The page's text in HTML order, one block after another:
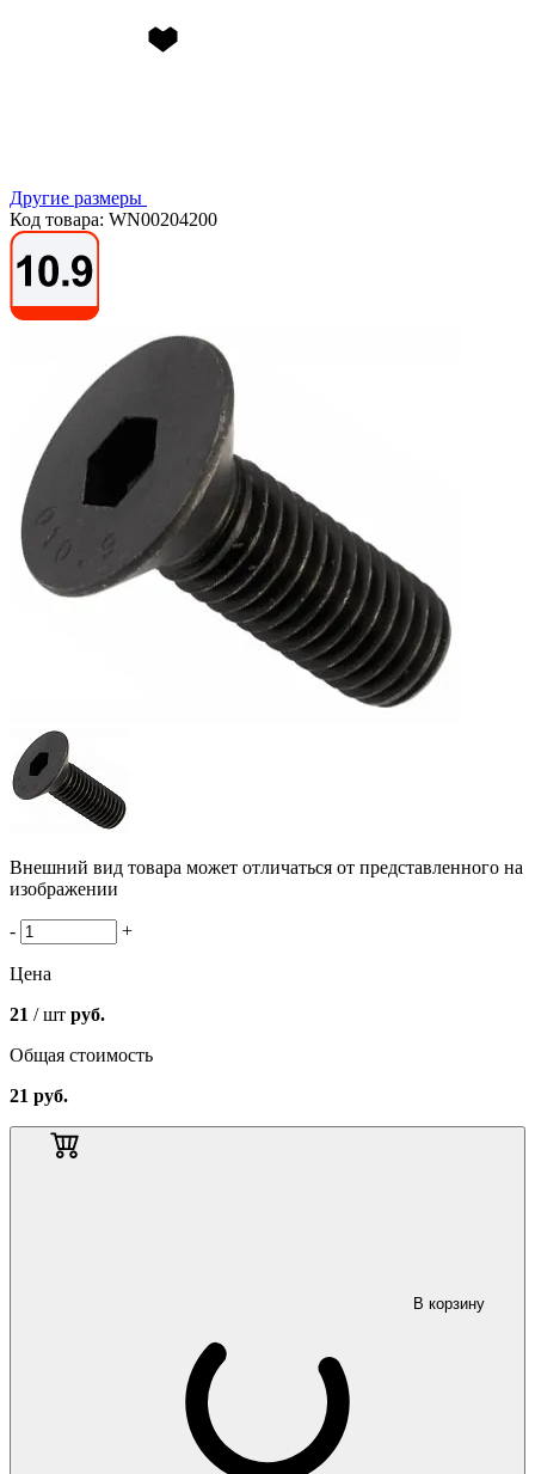
Другие размеры
Код товара: WN00204200
Внешний вид товара может отличаться от представленного на
изображении
- +
Цена
21 / шт руб.
Общая стоимость
21 руб.
В корзину